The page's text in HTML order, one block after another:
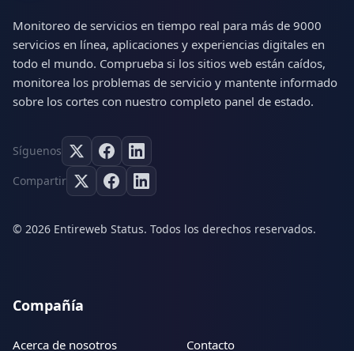
Monitoreo de servicios en tiempo real para más de 9000
servicios en línea, aplicaciones y experiencias digitales en
todo el mundo. Comprueba si los sitios web están caídos,
monitorea los problemas de servicio y mantente informado
sobre los cortes con nuestro completo panel de estado.
Síguenos
Compartir
© 2026 Entireweb Status. Todos los derechos reservados.
Compañía
Acerca de nosotros Contacto